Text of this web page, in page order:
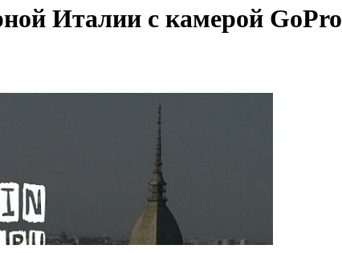
Италии с камерой GoPro